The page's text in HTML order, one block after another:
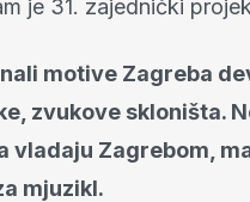
je 31. zajednički
motive Zagreba
zvukove skloništa.
vladaju Zagrebom,
mjuzikl.